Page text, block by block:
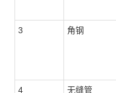
3 角钢
4 无缝管